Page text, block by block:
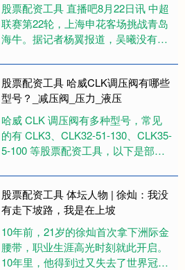
股票配资工具 直播吧8月22日讯 中超
联赛第22轮，上海申花客场挑战青岛
海牛。据记者杨翼报道，吴曦没有出
写道：吴曦没有出现在青....
股票配资工具 哈威CLK调压阀有哪些
型号？_减压阀_压力_液压
哈威 CLK 调压阀有多种型号，常见
的有 CLK3、CLK32-51-130、CLK35-
5-100 等股票配资工具，以下是部分
股票配资工具 体坛人物 | 徐灿：我没
有走下坡路，我是在上坡
10年前，21岁的徐灿首次拿下洲际金
腰带，职业生涯高光时刻就此开启。
10年里，他得到过又失去了世界冠军